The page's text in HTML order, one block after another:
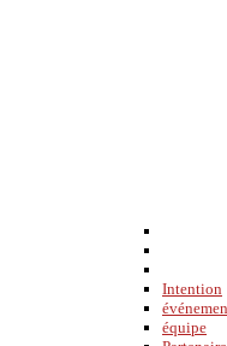
Intention
équipe